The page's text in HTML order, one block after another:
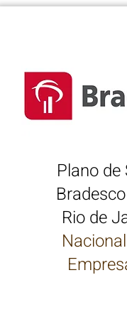
Plano de
Rio de